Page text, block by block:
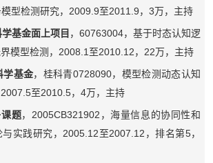
型检测研究， 2009.9至2011.9 ， 3 万，主持
基金面上项目 ，60763004，基于时态认知逻
模型检测， 2008.1 至2010.12 ， 22 万，主持
学基金，桂科青0728090，模型检测动态认知
2007.5至2010.5， 4万，主持
题， 2005CB321902 ，海量信息的协同性和
实践研究， 2005.12 至2007.12 ，排名第5，